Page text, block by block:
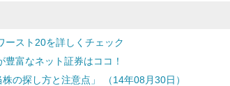
ースト20を詳しくチェック
豊富なネット証券はココ！
の探し方と注意点」 （14年08月30日）